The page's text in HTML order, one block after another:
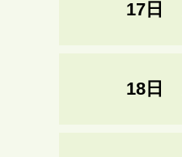
17日
18日